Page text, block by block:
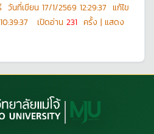
วันที่เขียน 17/1/2569 12:29:37 แก้ไข
เปิดอ่าน 231 ครั้ง | แสดง